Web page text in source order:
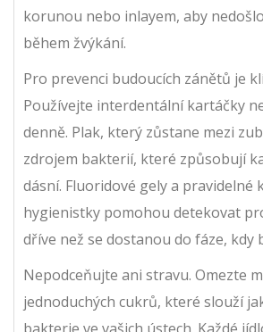
korunou nebo inlayem, aby
během žvýkání.
Pro prevenci budoucích zánětů je
Používejte interdentální kartáčky
denně. Plak, který zůstane mezi
zdrojem bakterií, které způsobují
dásní. Fluoridové gely a pravidelné
hygienistky pomohou detekovat
dříve než se dostanou do fáze, kdy
Nepodceňujte ani stravu. Omezte
jednoduchých cukrů, které slouží
bakterie ve vašich ústech. Každé